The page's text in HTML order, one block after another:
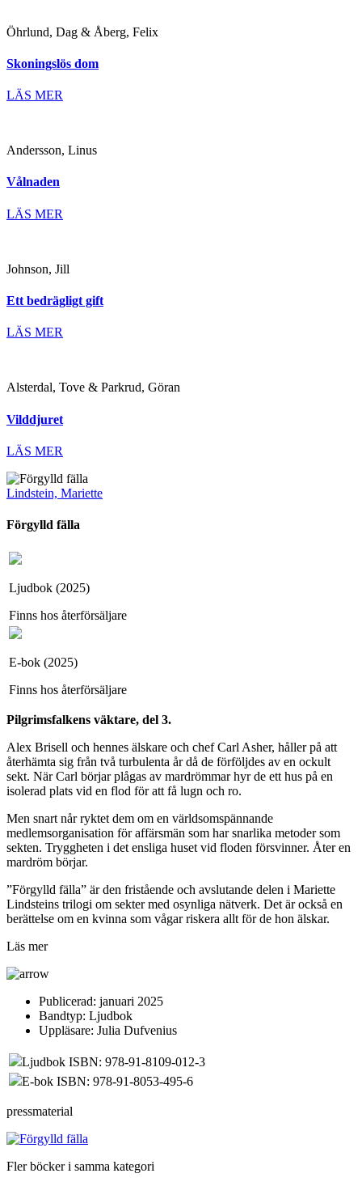
Öhrlund, Dag & Åberg, Felix
Skoningslös dom
LÄS MER
Andersson, Linus
Vålnaden
LÄS MER
Johnson, Jill
Ett bedrägligt gift
LÄS MER
Alsterdal, Tove & Parkrud, Göran
Vilddjuret
LÄS MER
Lindstein, Mariette
Förgylld fälla
Ljudbok (2025)
Finns hos återförsäljare
E-bok (2025)
Finns hos återförsäljare
Pilgrimsfalkens väktare, del 3.
Alex Brisell och hennes älskare och chef Carl Asher, håller på att
återhämta sig från två turbulenta år då de förföljdes av en ockult
sekt. När Carl börjar plågas av mardrömmar hyr de ett hus på en
isolerad plats vid en flod för att få lugn och ro.
Men snart når ryktet dem om en världsomspännande
medlemsorganisation för affärsmän som har snarlika metoder som
sekten. Tryggheten i det ensliga huset vid floden försvinner. Åter en
mardröm börjar.
”Förgylld fälla” är den fristående och avslutande delen i Mariette
Lindsteins trilogi om sekter med osynliga nätverk. Det är också en
berättelse om en kvinna som vågar riskera allt för de hon älskar.
Läs mer
Publicerad: januari 2025
Bandtyp: Ljudbok
Uppläsare: Julia Dufvenius
Ljudbok ISBN: 978-91-8109-012-3
E-bok ISBN: 978-91-8053-495-6
pressmaterial
Fler böcker i samma kategori